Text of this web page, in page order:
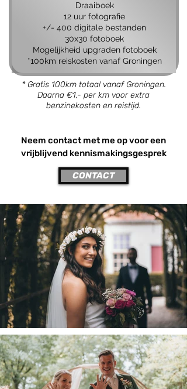
Draaiboek
12 uur fotografie
+/- 400 digitale bestanden
30x30 fotoboek
Mogelijkheid upgraden fotoboek
*100km reiskosten vanaf Groningen
* Gratis 100km totaal vanaf Groningen.
Daarna €1,- per km voor extra
benzinekosten en reistijd.
Neem contact met me op voor een
vrijblijvend kennismakingsgesprek
CONTACT